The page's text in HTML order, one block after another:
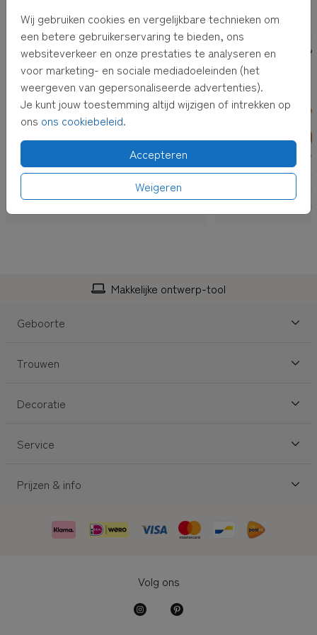
Wij gebruiken cookies en vergelijkbare technieken om
een betere gebruikerservaring te bieden, ons
websiteverkeer en onze prestaties te analyseren en
voor marketing- en sociale mediadoeleinden (het
weergeven van gepersonaliseerde advertenties).
Je kunt jouw toestemming altijd wijzigen of intrekken op
ons ons cookiebeleid.
Accepteren
Weigeren
TROUWKAART
Makkelijke ontwerp-tool
Geboorte
Trouwen
Decoratie
Service
Prijzen & info
Volg ons